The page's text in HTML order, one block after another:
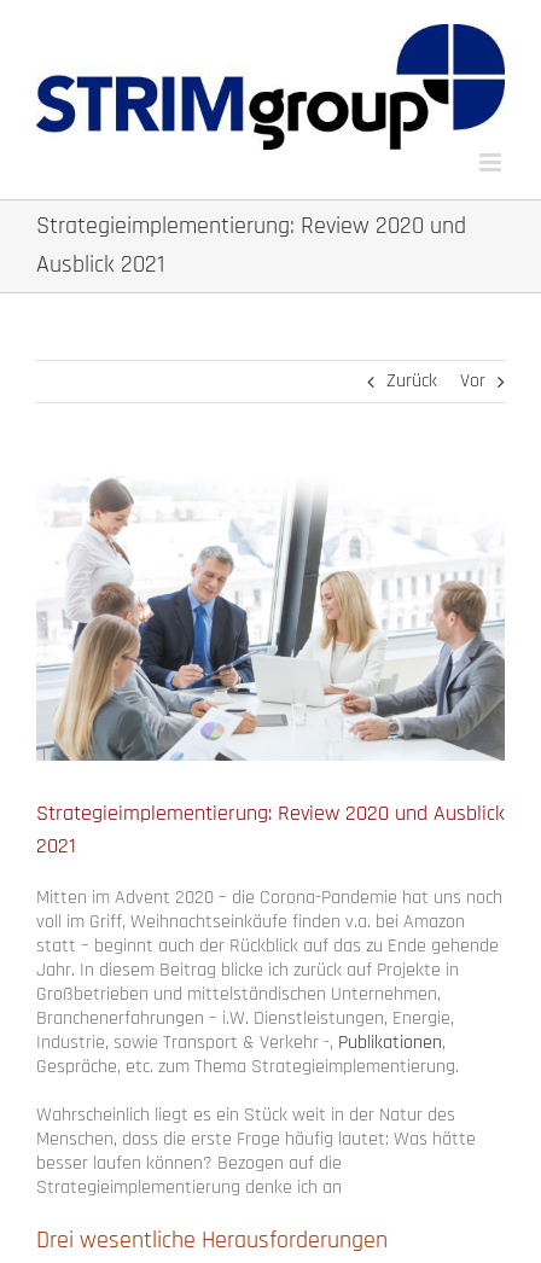
Strategieimplementierung: Review 2020 und
Ausblick 2021
Zurück Vor
Strategieimplementierung: Review 2020 und Ausblick
2021
Mitten im Advent 2020 – die Corona-Pandemie hat uns noch
voll im Griff, Weihnachtseinkäufe finden v.a. bei Amazon
statt – beginnt auch der Rückblick auf das zu Ende gehende
Jahr. In diesem Beitrag blicke ich zurück auf Projekte in
Großbetrieben und mittelständischen Unternehmen,
Branchenerfahrungen – i.W. Dienstleistungen, Energie,
Industrie, sowie Transport & Verkehr -, Publikationen,
Gespräche, etc. zum Thema Strategieimplementierung.
Wahrscheinlich liegt es ein Stück weit in der Natur des
Menschen, dass die erste Frage häufig lautet: Was hätte
besser laufen können? Bezogen auf die
Strategieimplementierung denke ich an
Drei wesentliche Herausforderungen